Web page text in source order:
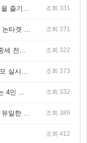
조회 331
조회 371
조회 322
조회 373
조회 332
조회 389
조회 412